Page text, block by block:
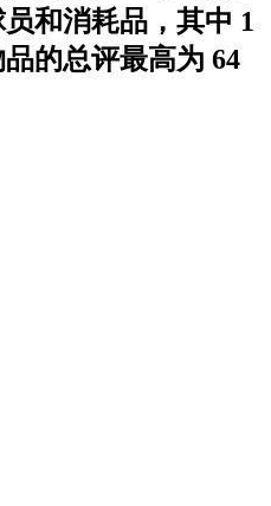
和消耗品，其中 1
的总评最高为 64